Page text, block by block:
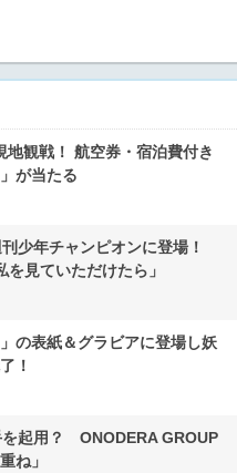
観戦！ 航空券・宿泊費付き
が当たる
少年チャンピオンに登場！
を見ていただけたら」
の表紙＆グラビアに登場し妖
！
を起用？ ONODERA GROUP
ね」